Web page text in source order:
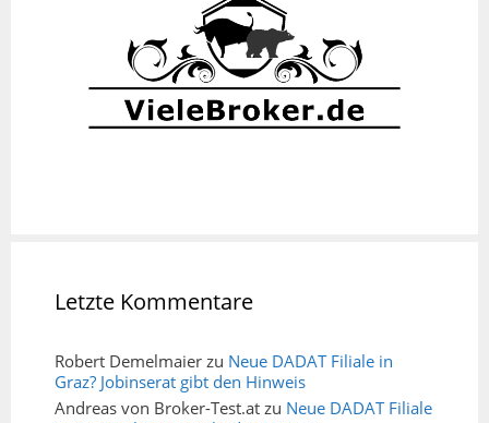
Letzte Kommentare
Robert Demelmaier zu Neue DADAT Filiale in
Graz? Jobinserat gibt den Hinweis
Andreas von Broker-Test.at zu Neue DADAT Filiale